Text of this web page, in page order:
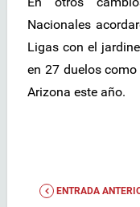
Nacionales
Ligas con el
en 27 duelos
Arizona este año.
ENTRADA